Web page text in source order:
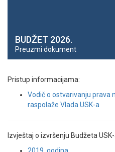
BUDŽET 2026.
Preuzmi dokument
Pristup informacijama:
Vodič o ostvarivanju prava
raspolaže Vlada USK-a
Izvještaj o izvršenju Budžeta